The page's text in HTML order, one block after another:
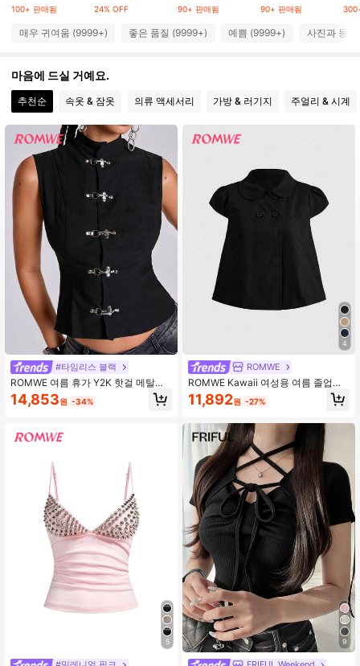
4.91
4.91 4.2M 팔로워
4.2M 팔로워
4.2M 팔로워
4.91 4.2M 팔로워
4.2M 팔로워
100+ 판매됨 24% OFF 90+ 판매됨 90+ 판매됨
매우 귀여움 (9999+) 좋은 품질 (9999+) 예쁨 (9999+) 사진과 동
마음에 드실 거예요.
추천순 속옷 & 잠옷 의류 액세서리 가방 & 러기지 주얼리 & 시계
#타임리스 블랙
ROMWE 여름 휴가 Y2K 핫걸 메탈릭
버클 슬림핏 스탠드 칼라 오픈 프론트
베스트
14,853원 -34%
5
4
ROMWE
ROMWE Kawaii 여성용 여름 졸업식
의상 빈티지 대학 스타일 피터팬 칼라
귀여운 캐주얼 블라우스
11,892원 -27%
9